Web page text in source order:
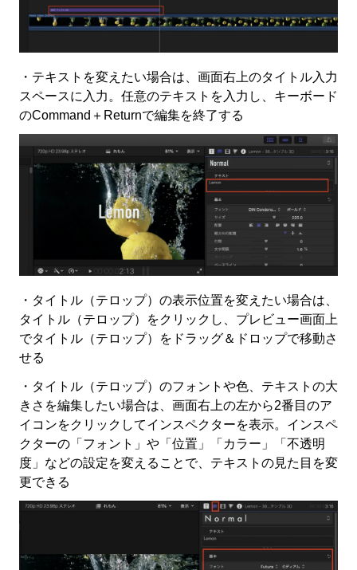
・テキストを変えたい場合は、画面右上のタイトル入力
スペースに入力。任意のテキストを入力し、キーボード
のCommand＋Returnで編集を終了する
・タイトル（テロップ）の表示位置を変えたい場合は、
タイトル（テロップ）をクリックし、プレビュー画面上
でタイトル（テロップ）をドラッグ＆ドロップで移動さ
せる
・タイトル（テロップ）のフォントや色、テキストの大
きさを編集したい場合は、画面右上の左から2番目のア
イコンをクリックしてインスペクターを表示。インスペ
クターの「フォント」や「位置」「カラー」「不透明
度」などの設定を変えることで、テキストの見た目を変
更できる